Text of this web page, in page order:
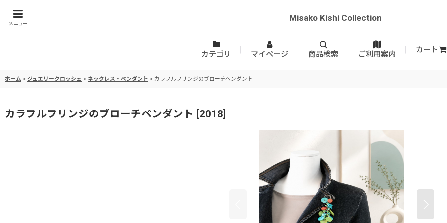
メニュー
Misako Kishi Collection
カテゴリ マイページ 商品検索 ご利用案内
カート
ホーム > ジュエリークロッシェ > ネックレス・ペンダント > カラフルフリンジのブローチペンダント
カラフルフリンジのブローチペンダント [2018]